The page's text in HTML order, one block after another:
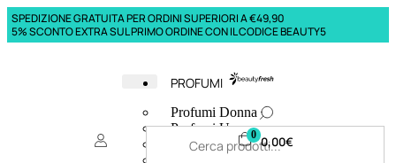
SPEDIZIONE GRATUITA PER ORDINI SUPERIORI A €49,90
5% SCONTO EXTRA SUL PRIMO ORDINE CON IL CODICE BEAUTY5
PROFUMI
Profumi Donna
Profumi Uomo
Deodoranti Donna
0 0,00€